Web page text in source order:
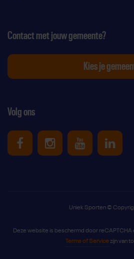
Volg ons
Uniek Sporten op
Uniek Sporten
Uniek
Contact met jouw gemeente?
Kies je
Uniek Sporten ©
Deze website is beschermd door reCAPTCHA
Terms of Servicezijn van